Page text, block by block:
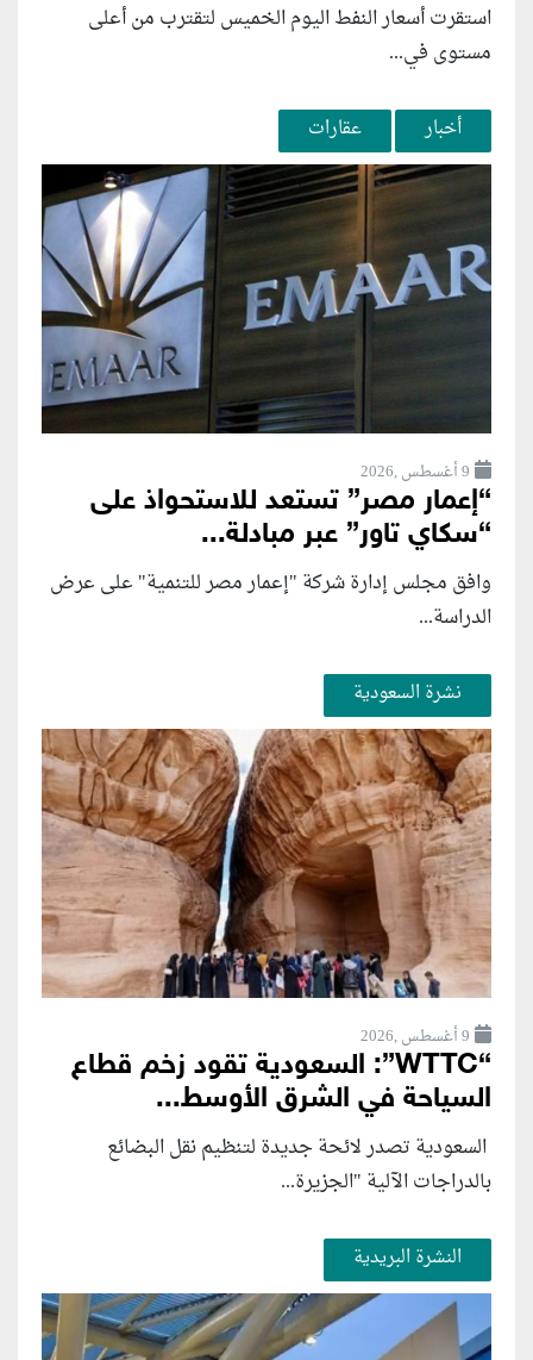
استقرت أسعار النفط اليوم الخميس لتقترب من أعلى
مستوى في...
أخبار عقارات
9 أغسطس ,2026
“إعمار مصر” تستعد للاستحواذ على
“سكاي تاور” عبر مبادلة...
وافق مجلس إدارة شركة "إعمار مصر للتنمية" على عرض
الدراسة...
نشرة السعودية
9 أغسطس ,2026
“WTTC”: السعودية تقود زخم قطاع
السياحة في الشرق الأوسط...
السعودية تصدر لائحة جديدة لتنظيم نقل البضائع
بالدراجات الآلية "الجزيرة...
النشرة البريدية